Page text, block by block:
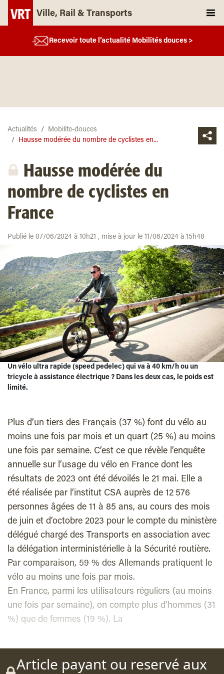
Ville, Rail & Transports
Recevoir toute l’actualité Mobilités douces >
Actualités
Mobilite-douces
Hausse modérée du nombre de cyclistes en...
Hausse modérée du
nombre de cyclistes en
France
Publié le 07/06/2024 à 10h21 , mise à jour le 11/06/2024 à 15h48
Un vélo ultra rapide (speed pedelec) qui va à 40 km/h ou un
tricycle à assistance électrique ? Dans les deux cas, le poids est
limité.
Plus d’un tiers des Français (37 %) font du vélo au
moins une fois par mois et un quart (25 %) au moins
une fois par semaine. C’est ce que révèle l’enquête
annuelle sur l’usage du vélo en France dont les
résultats de 2023 ont été dévoilés le 21 mai. Elle a
été réalisée par l’institut CSA auprès de 12 576
personnes âgées de 11 à 85 ans, au cours des mois
de juin et d’octobre 2023 pour le compte du ministère
délégué chargé des Transports en association avec
la délégation interministérielle à la Sécurité routière.
Par comparaison, 59 % des Allemands pratiquent le
vélo au moins une fois par mois.
En France, parmi les utilisateurs réguliers (au moins
une fois par semaine), on compte plus d’hommes (31
%) que de femmes (19 %). La
Article payant ou reservé aux